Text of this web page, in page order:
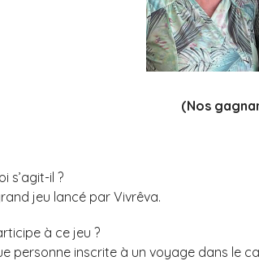
(Nos
s’agit-il ?
jeu lancé par Vivrêva.
à ce jeu ?
personne inscrite à un voyage dans le